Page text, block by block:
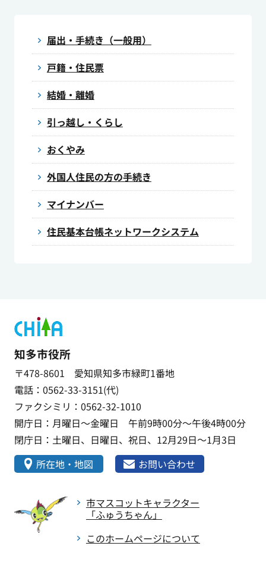
届出・手続き（一般用）
戸籍・住民票
結婚・離婚
引っ越し・くらし
おくやみ
外国人住民の方の手続き
マイナンバー
住民基本台帳ネットワークシステム
知多市役所
〒478-8601 愛知県知多市緑町1番地
電話：0562-33-3151(代)
ファクシミリ：0562-32-1010
開庁日：月曜日～金曜日 午前9時00分～午後4時00分
閉庁日：土曜日、日曜日、祝日、12月29日～1月3日
所在地・地図
お問い合わせ
市マスコットキャラクター
「ふゅうちゃん」
このホームページについて